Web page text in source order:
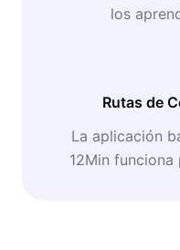
los
Rutas de
La aplicación
12Min funciona